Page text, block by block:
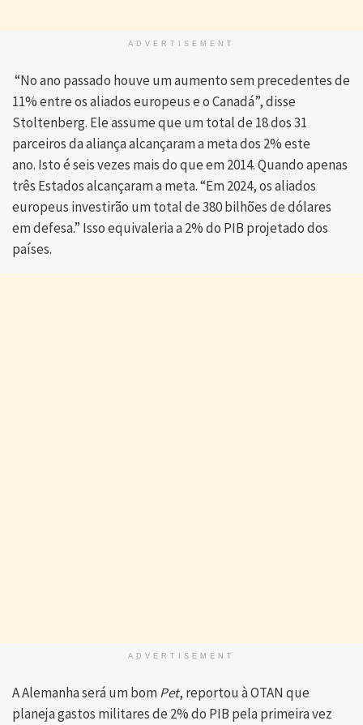
ADVERTISEMENT
“No ano passado houve um aumento sem precedentes de
11% entre os aliados europeus e o Canadá”, disse
Stoltenberg. Ele assume que um total de 18 dos 31
parceiros da aliança alcançaram a meta dos 2% este
ano. Isto é seis vezes mais do que em 2014. Quando apenas
três Estados alcançaram a meta. “Em 2024, os aliados
europeus investirão um total de 380 bilhões de dólares
em defesa.” Isso equivaleria a 2% do PIB projetado dos
países.
ADVERTISEMENT
A Alemanha será um bomPet, reportou à OTAN que
planeja gastos militares de 2% do PIB pela primeira vez